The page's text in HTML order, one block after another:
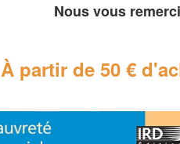
Nous vous
À partir de 50 €